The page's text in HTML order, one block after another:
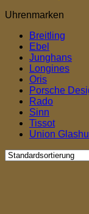
Uhrenmarken
Breitling
Ebel
Junghans
Longines
Oris
Porsche
Rado
Sinn
Tissot
Union